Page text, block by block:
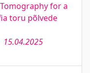
for a
toru põlvede
15.04.2025